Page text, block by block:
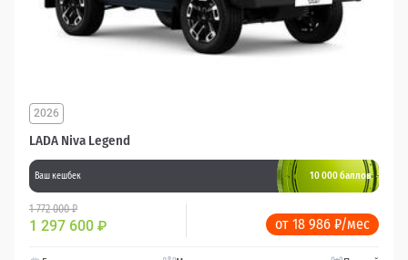
LADA Niva Legend
2026
Ваш кешбек 10 000 баллов
1 772 000 ₽
1 297 600 ₽ от 18 986 ₽/мес